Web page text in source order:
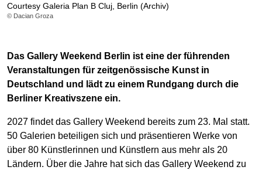
Courtesy Galeria Plan B Cluj, Berlin (Archiv)
© Dacian Groza
Das Gallery Weekend Berlin ist eine der führenden
Veranstaltungen für zeitgenössische Kunst in
Deutschland und lädt zu einem Rundgang durch die
Berliner Kreativszene ein.
2027 findet das Gallery Weekend bereits zum 23. Mal statt.
50 Galerien beteiligen sich und präsentieren Werke von
über 80 Künstlerinnen und Künstlern aus mehr als 20
Ländern. Über die Jahre hat sich das Gallery Weekend zu